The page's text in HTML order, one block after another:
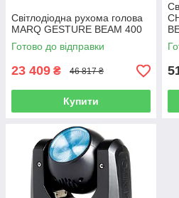
Світлодіодна рухома голова
MARQ GESTURE BEAM 400
Готово до відправки
23 409 ₴ 46 817 ₴
Купити